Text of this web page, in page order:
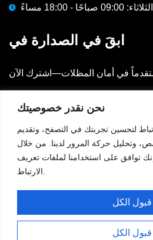
نحن نقدر خصوصيتك
لتحسين تجربتك في التصفح، وتقديم
وتحليل حركة المرور لدينا. من خلال
توافق على استخدامنا لملفات تعريف
قبول الكل
قبول الكل
- 18:00 مساءً
ابقَ في الصدارة في
في أمان المظلات—اشترك الآن
البريد الإلكتروني
رمز التحقق: ⟳
اشترك